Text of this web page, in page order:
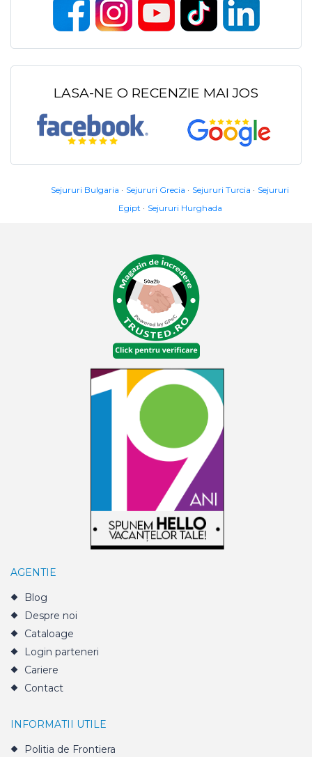
LASA-NE O RECENZIE MAI JOS
Sejururi Bulgaria Sejururi Grecia Sejururi Turcia
Sejururi
Egipt
Sejururi Hurghada
AGENTIE
Blog
Despre noi
Cataloage
Login parteneri
Cariere
Contact
INFORMATII UTILE
Politia de Frontiera